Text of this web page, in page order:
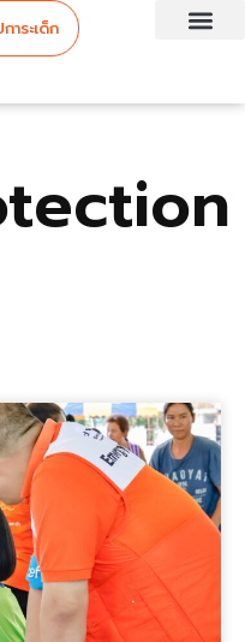
าระเด็ก